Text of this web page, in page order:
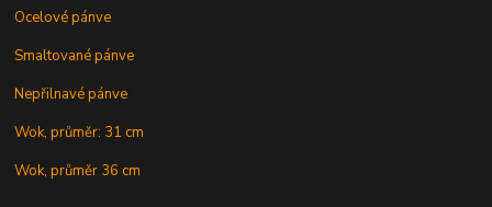
Ocelové pánve
Smaltované pánve
Nepřilnavé pánve
Wok, průměr: 31 cm
Wok, průměr 36 cm